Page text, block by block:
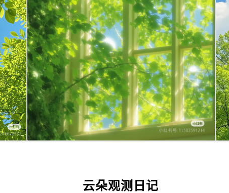
云朵观测日记